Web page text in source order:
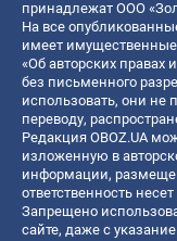
принадлежат ООО
На все
имеет
«Об авторских правах
без письменного
использовать, они не
переводу,
Редакция OBOZ.UA
изложенную в
информации,
ответственность
Запрещено
сайте, даже с